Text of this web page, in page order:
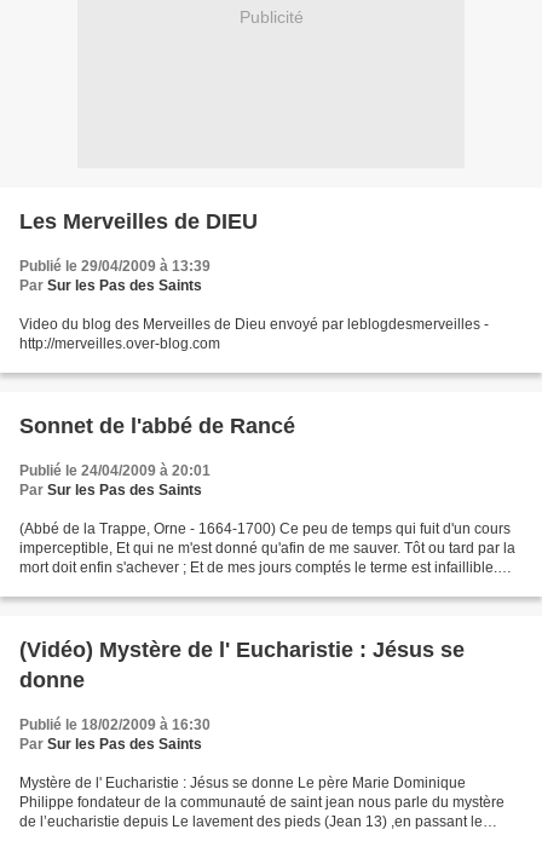
Publicité
Les Merveilles de DIEU
Publié le 29/04/2009 à 13:39
Par Sur les Pas des Saints
Video du blog des Merveilles de Dieu envoyé par leblogdesmerveilles -
http://merveilles.over-blog.com
Sonnet de l'abbé de Rancé
Publié le 24/04/2009 à 20:01
Par Sur les Pas des Saints
(Abbé de la Trappe, Orne - 1664-1700) Ce peu de temps qui fuit d'un cours
imperceptible, Et qui ne m'est donné qu'afin de me sauver. Tôt ou tard par la
mort doit enfin s'achever ; Et de mes jours comptés le terme est infaillible.
(Vidéo) Mystère de l' Eucharistie : Jésus se
donne
Publié le 18/02/2009 à 16:30
Par Sur les Pas des Saints
Mystère de l' Eucharistie : Jésus se donne Le père Marie Dominique
Philippe fondateur de la communauté de saint jean nous parle du mystère
de l’eucharistie depuis Le lavement des pieds (Jean 13) ,en passant le